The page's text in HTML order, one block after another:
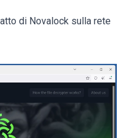
di Novalock sulla rete